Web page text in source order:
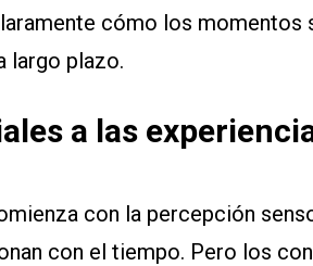
cómo los momentos
largo plazo.
a las
con la percepción
con el tiempo. Pero los